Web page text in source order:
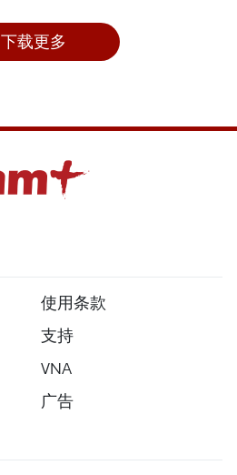
下载更多
使用条款
支持
VNA
广告